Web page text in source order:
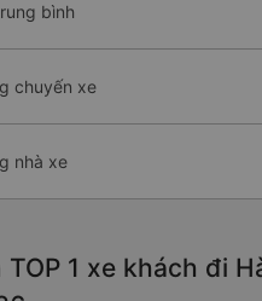
bình
chuyến xe
nhà xe
TOP 1 xe khách đi